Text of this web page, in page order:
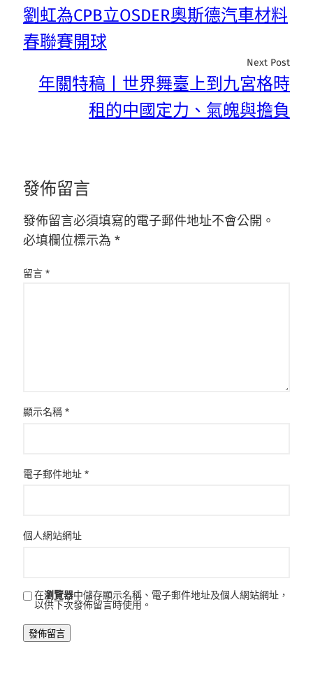
劉虹為CPB立OSDER奧斯德汽車材料
春聯賽開球
Next Post
年關特稿丨世界舞臺上到九宮格時
租的中國定力、氣魄與擔負
發佈留言
發佈留言必須填寫的電子郵件地址不會公開。
必填欄位標示為 *
留言 *
顯示名稱 *
電子郵件地址 *
個人網站網址
在瀏覽器中儲存顯示名稱、電子郵件地址及個人網站網址，
以供下次發佈留言時使用。